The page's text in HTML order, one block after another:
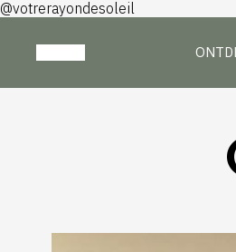
@votrerayondesoleil